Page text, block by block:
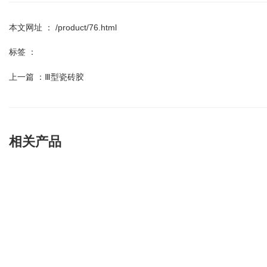
本文网址 ： /product/76.html
标签 ：
上一篇 ： Ⅲ型瓷砖胶
相关产品